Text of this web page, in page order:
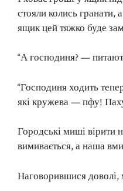
стояли колись гранати,
ящик цей тяжко буде
“А господиня? —
“Господиня ходить
які кружева — пфу!
Городські миші вірити
вимивається, а наша
Наговорившися доволі,